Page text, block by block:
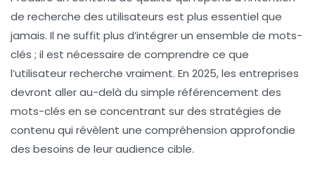
de recherche des utilisateurs est plus essentiel que
jamais. Il ne suffit plus d’intégrer un ensemble de mots-
clés ; il est nécessaire de comprendre ce que
l’utilisateur recherche vraiment. En 2025, les entreprises
devront aller au-delà du simple référencement des
mots-clés en se concentrant sur des stratégies de
contenu qui révèlent une compréhension approfondie
des besoins de leur audience cible.